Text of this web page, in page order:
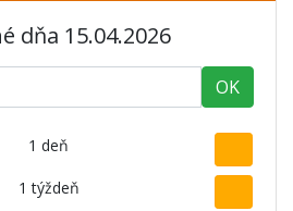
dňa 15.04.2026
OK
1 deň
1 týždeň